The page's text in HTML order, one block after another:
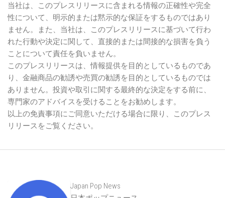
当社は、このプレスリリースに含まれる情報の正確性や完全
性について、明示的または黙示的な保証をするものではあり
ません。また、当社は、このプレスリリースに基づいて行わ
れた行動や決定に関して、直接的または間接的な損害を負う
ことについて責任を負いません。
このプレスリリースは、情報提供を目的としているものであ
り、金融商品の勧誘や売買の勧誘を目的としているものでは
ありません。投資や取引に関する最終的な決定をする前に、
専門家のアドバイスを受けることをお勧めします。
以上の免責事項にご同意いただける場合に限り、このプレス
リリースをご覧ください。
Japan Pop News